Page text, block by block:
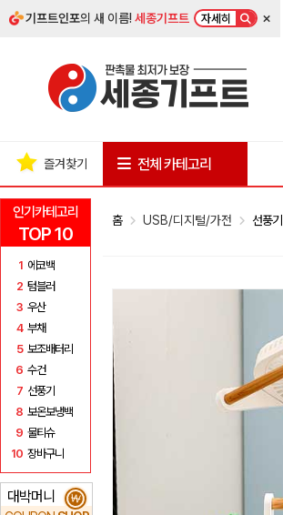
기프트인포의 새 이름!세종기프트 자세히 ×
인기카테고리
TOP 10
1 에코백
2 텀블러
3 우산
4 부채
5 보조배터리
6 수건
7 선풍기
8 보온보냉백
9 물티슈
10 장바구니
대박머니 ₩
즐겨찾기 전체 카테고리
홈 USB/디지털/가전 선풍기